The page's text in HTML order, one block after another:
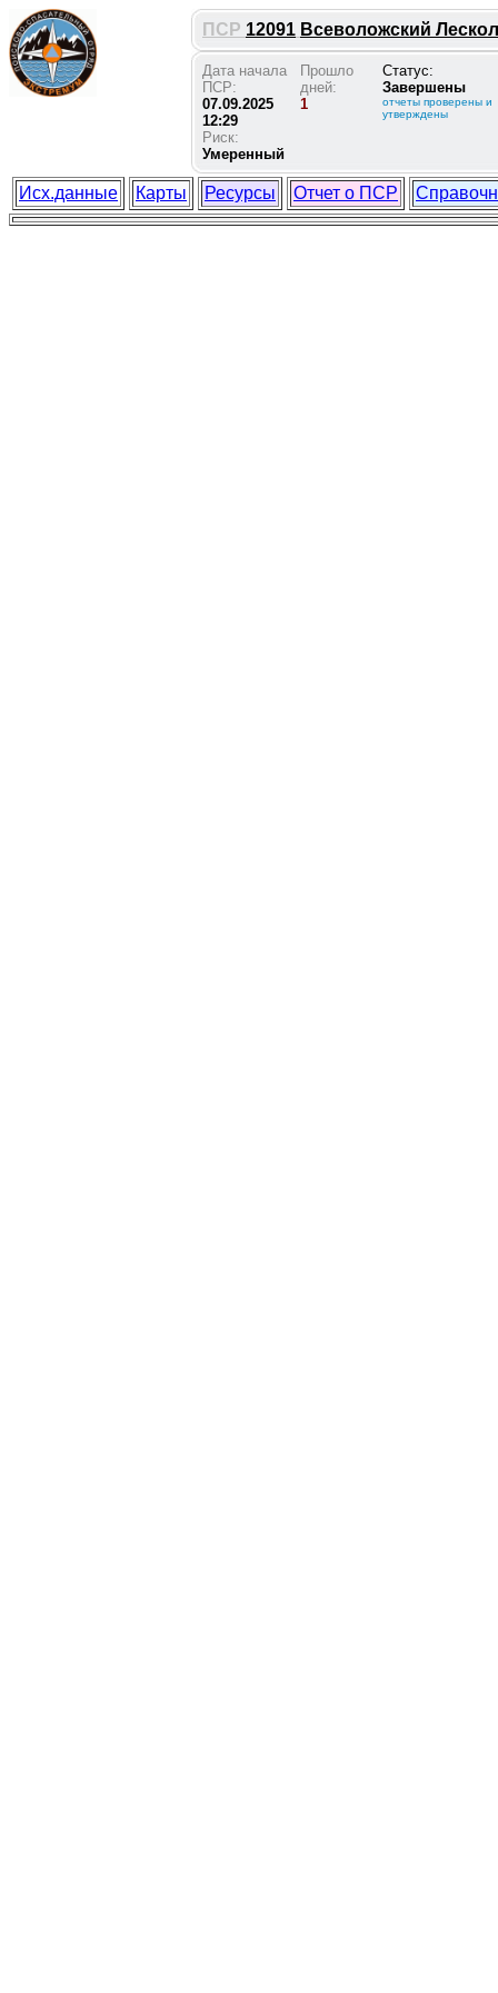
ПСР 12091 Всеволожский
Дата начала
ПСР:
07.09.2025
12:29
Риск:
Умеренный
Прошло
дней:
1
Статус:
Завершены
отчеты проверены и
утверждены
Исх.данные Карты Ресурсы Отчет о ПСР